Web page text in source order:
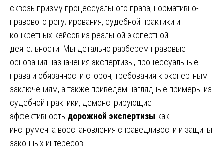
сквозь призму процессуального права, нормативно-
правового регулирования, судебной практики и
конкретных кейсов из реальной экспертной
деятельности. Мы детально разберём правовые
основания назначения экспертизы, процессуальные
права и обязанности сторон, требования к экспертным
заключениям, а также приведём наглядные примеры из
судебной практики, демонстрирующие
эффективность дорожной экспертизы как
инструмента восстановления справедливости и защиты
законных интересов.